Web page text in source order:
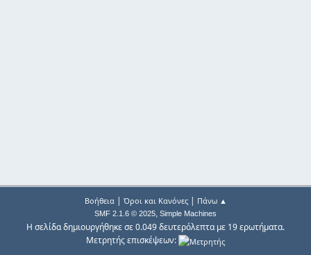
Βοήθεια| Όροι και Κανόνες| Πάνω ▲
SMF 2.1.6 © 2025, Simple Machines
Η σελίδα δημιουργήθηκε σε 0.049 δευτερόλεπτα με 19 ερωτήματα.
Μετρητής επισκέψεων: